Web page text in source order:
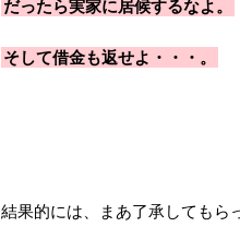
だったら実家に居候するなよ。
そして借金も返せよ・・・。
結果的には、まあ了承してもら